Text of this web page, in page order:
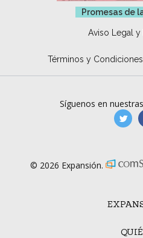
Promesas de
Aviso Legal y
Términos y Condiciones
Síguenos en
© 2026 Expansión.